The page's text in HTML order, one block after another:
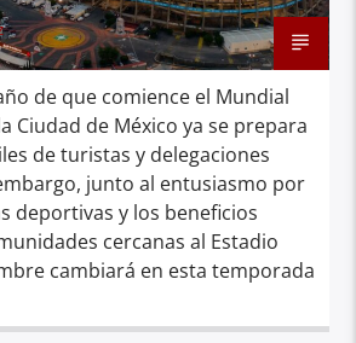
de que comience el Mundial
Ciudad de México ya se prepara
de turistas y delegaciones
junto al entusiasmo por
deportivas y los beneficios
cercanas al Estadio
cambiará en esta temporada